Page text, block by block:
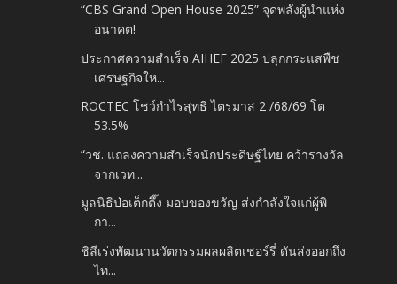
“CBS Grand Open House 2025” จุดพลังผู้นำแห่ง
อนาคต!
ประกาศความสำเร็จ AIHEF 2025 ปลุกกระแสพืช
เศรษฐกิจให...
ROCTEC โชว์กำไรสุทธิ ไตรมาส 2​ /68/69 โต
53.5%
“วช. แถลงความสำเร็จนักประดิษฐ์ไทย คว้ารางวัล
จากเวท...
มูลนิธิป่อเต็กตึ๊ง มอบของขวัญ ส่งกำลังใจแก่ผู้พิ
กา...
ชิลีเร่งพัฒนานวัตกรรมผลผลิตเชอร์รี่ ดันส่งออกถึง
ไท...